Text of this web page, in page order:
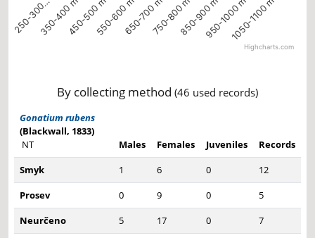
250-300…350-400 m450-500 m550-600 m650-700 m750-800 m850-900 m950-1000 m1050-1100 m
Highcharts.com
By collecting method (46 used records)
Gonatium rubens
(Blackwall, 1833)
NT
Males Females Juveniles
Records
Smyk
1 6 0
12
Prosev
0 9 0
5
Neurčeno
5 17 0
7